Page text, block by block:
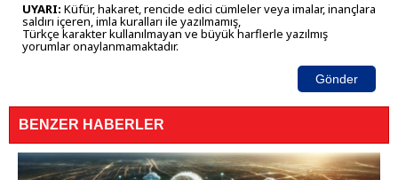
UYARI: Küfür, hakaret, rencide edici cümleler veya imalar, inançlara
saldırı içeren, imla kuralları ile yazılmamış,
Türkçe karakter kullanılmayan ve büyük harflerle yazılmış
yorumlar onaylanmamaktadır.
Gönder
BENZER HABERLER